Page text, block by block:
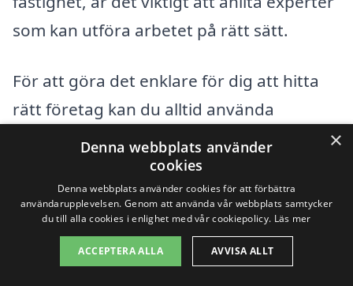
som kan utföra arbetet på rätt sätt.
För att göra det enklare för dig att hitta
rätt företag kan du alltid använda
plattformar som xn--trdbeskrning-pris-
rqbf.se. Här kan du jämföra olika
serviceleverantörer och begära offerter,
vilket ger dig möjlighet att välja den som
bäst passar dina behov och din budget.
×
Denna webbplats använder
cookies
Denna webbplats använder cookies för att förbättra
användarupplevelsen. Genom att använda vår webbplats samtycker
du till alla cookies i enlighet med vår cookiepolicy. Läs mer
ACCEPTERA ALLA AVVISA ALLT